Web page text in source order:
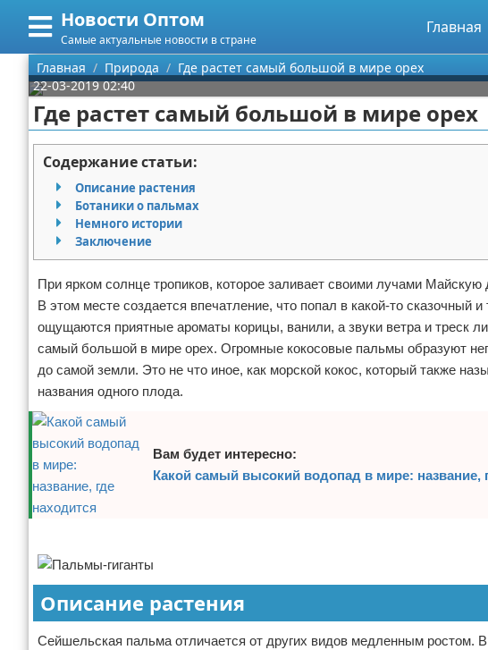
Новости Оптом
Самые актуальные новости в стране
Главная
Меню
Главная
Категории
Информационные технологии
Автомобили
Знаменитости
Политика
Природа
Философия
Культура
Экономика
Разное
Поиск
О проекте
Контакты
Сотрудничество
Размещение рекламы
Для правообладателей
Условия предоставления информации
Отказ от ответственности
Главная Природа
Где растет самый большой в мире орех
22-03-2019 02:40
Где растет самый большой в мире орех
Содержание статьи:
Описание растения
Ботаники о пальмах
Немного истории
Заключение
При ярком солнце тропиков, которое заливает своими лучами
В этом месте создается впечатление, что попал в какой-то сказочный
ощущаются приятные ароматы корицы, ванили, а звуки ветра и треск
самый большой в мире орех. Огромные кокосовые пальмы образуют
до самой земли. Это не что иное, как морской кокос, который также
названия одного плода.
Вам будет интересно:
Какой самый высокий водопад в мире: название,
Описание растения
Сейшельская пальма отличается от других видов медленным ростом.